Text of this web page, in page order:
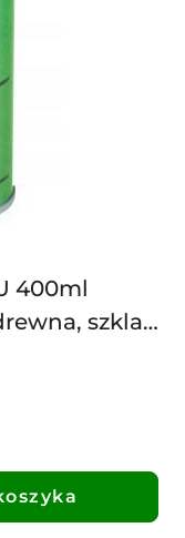
400ml
szkla,